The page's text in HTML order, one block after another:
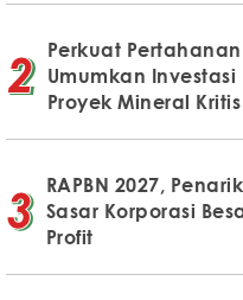
Perkuat Pertahanan
Umumkan Investasi
Proyek Mineral Kritis
RAPBN 2027,
Sasar Korporasi
Profit